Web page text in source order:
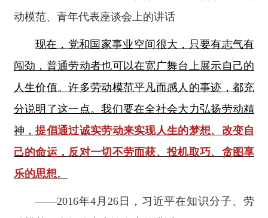
动模范、青年代表座谈会上的讲话
现在，党和国家事业空间很大，只要有志气有
闯劲，普通劳动者也可以在宽广舞台上展示自己的
人生价值。许多劳动模范平凡而感人的事迹，都充
分说明了这一点。我们要在全社会大力弘扬劳动精
神，提倡通过诚实劳动来实现人生的梦想、改变自
己的命运，反对一切不劳而获、投机取巧、贪图享
乐的思想。
——2016年4月26日，习近平在知识分子、劳